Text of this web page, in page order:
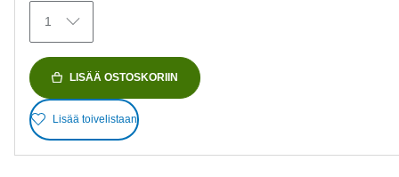
1
LISÄÄ OSTOSKORIIN
Lisää toivelistaan